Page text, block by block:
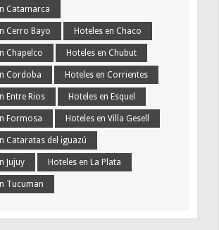
Catamarca
Cerro Bayo Hoteles en Chaco
Chapelco Hoteles en Chubut
Cordoba Hoteles en Corrientes
Entre Rios Hoteles en Esquel
Formosa Hoteles en Villa Gesell
Cataratas del iguazú
Jujuy Hoteles en La Plata
Tucuman